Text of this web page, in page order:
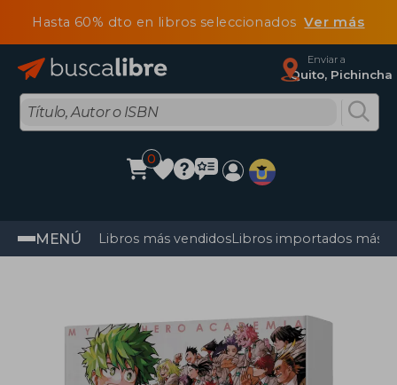
Hasta 60% dto en libros seleccionadosVer más
Enviar a
Quito, Pichincha
0
MENÚ Libros más vendidosLibros importados más